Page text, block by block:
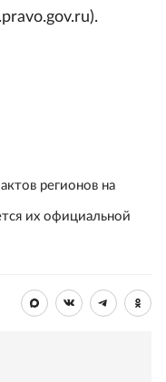
регионов на
их официальной